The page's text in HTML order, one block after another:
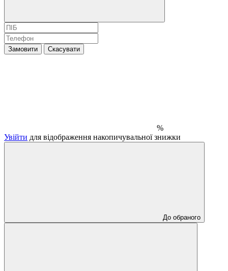
Замовити Скасувати
%
Увійти для відображення накопичувальної знижки
До обраного